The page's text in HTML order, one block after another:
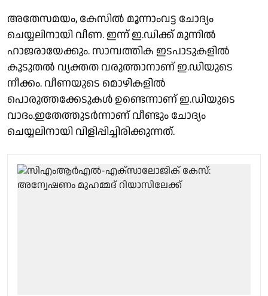
അതേസമയം, കേസിൽ മൂന്നാംവട്ട ചോദ്യം
ചെയ്യലിനായി വീണ. ഇന്ന് ഇ.ഡിക്ക് മുന്നിൽ
ഹാജരായേക്കും. സാമ്പത്തിക ഇടപാടുകളിൽ
കൂടുതൽ വ്യക്തത വരുത്താനാണ് ഇ.ഡിയുടെ
നീക്കം. വീണയുടെ മൊഴികളിൽ
പൊരുത്തക്കേടുകൾ ഉണ്ടെന്നാണ് ഇ.ഡിയുടെ
വാദം.ഇതേത്തുടർന്നാണ് വീണ്ടും ചോദ്യം
ചെയ്യലിനായി വിളിപ്പിച്ചിരിക്കുന്നത്.